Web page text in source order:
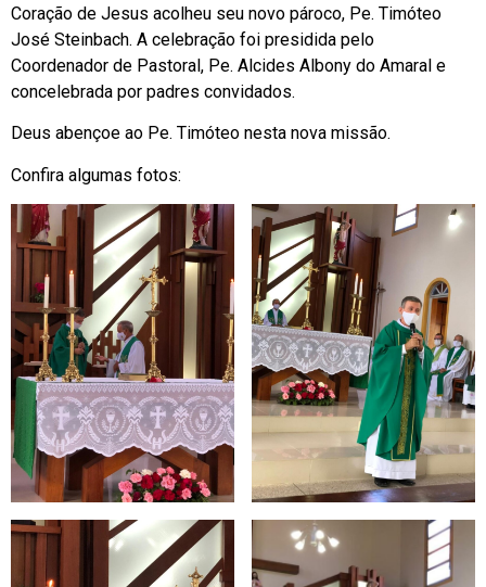
Coração de Jesus acolheu seu novo pároco, Pe. Timóteo
José Steinbach. A celebração foi presidida pelo
Coordenador de Pastoral, Pe. Alcides Albony do Amaral e
concelebrada por padres convidados.
Deus abençoe ao Pe. Timóteo nesta nova missão.
Confira algumas fotos: